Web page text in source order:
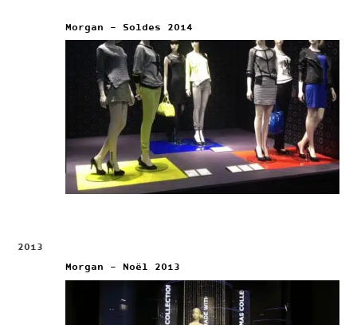
Morgan – Soldes 2014
2013
Morgan – Noël 2013